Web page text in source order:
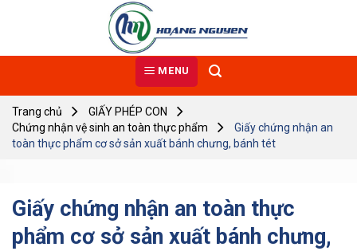
MENU
Trang chủ
GIẤY PHÉP CON
Chứng nhận vệ sinh an toàn thực phẩm
Giấy chứng nhận an
toàn thực phẩm cơ sở sản xuất bánh chưng, bánh tét
Giấy chứng nhận an toàn thực
phẩm cơ sở sản xuất bánh chưng,